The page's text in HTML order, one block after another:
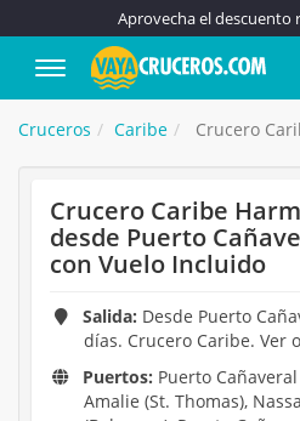
Aprovecha el descuento
Cruceros Caribe Crucero
Crucero Caribe
desde Puerto
con Vuelo Incluido
Salida: Desde Puerto
días. Crucero Caribe. Ver
Puertos: Puerto
Amalie (St. Thomas),